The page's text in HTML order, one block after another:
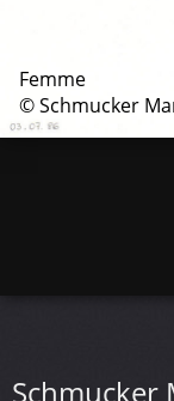
Femme
© Schmucker
Schmucker